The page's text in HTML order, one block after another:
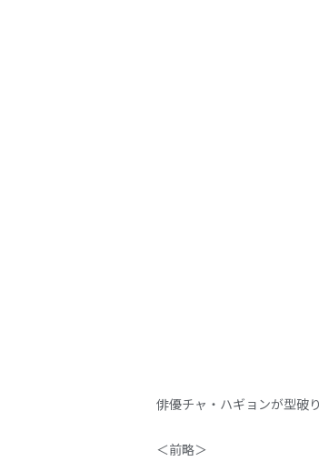
俳優チャ・ハギョンが型破
＜前略＞